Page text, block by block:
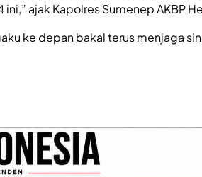
ajak Kapolres Sumenep AKBP
ke depan bakal terus menjaga